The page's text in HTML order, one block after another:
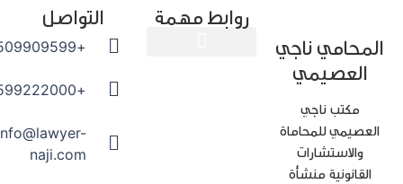
ناجي
العصيمي
مكتب ناجي
للمحاماة
والاستشارات
القانونية منشأة
روابط مهمة التواصل
info@lawyer-
naji.com